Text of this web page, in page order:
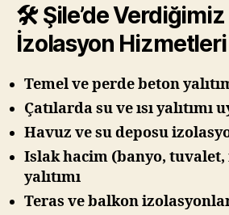
🛠️ Şile’de Verdiğimiz
İzolasyon Hizmetleri
Temel ve perde beton
Çatılarda su ve ısı yalıtımı
Havuz ve su deposu
Islak hacim (banyo,
yalıtımı
Teras ve balkon